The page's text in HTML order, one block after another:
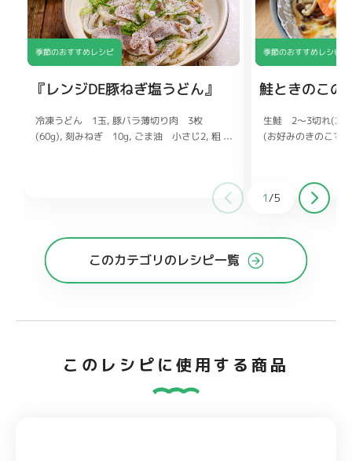
季節のおすすめレシピ
『レンジDE豚ねぎ塩うどん』
冷凍うどん 1玉 豚バラ薄切り肉 3枚
(60g) 刻みねぎ 10g ごま油 小さじ2 粗
塩、こし
季節のおすすめレシピ
鮭ときのこの
生鮭 2〜3切れ
(お好みのきのこで
ょうゆ 小さじ2
じ1 みりん 小さじ
1/5
このカテゴリのレシピ一覧
このレシピに使用する商品